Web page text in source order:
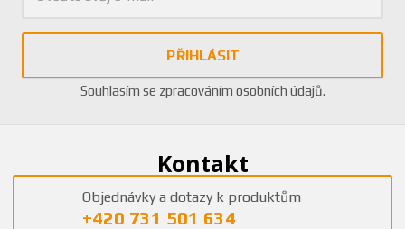
PŘIHLÁSIT
Souhlasím se zpracováním osobních údajů.
Kontakt
Objednávky a dotazy k produktům
+420 731 501 634